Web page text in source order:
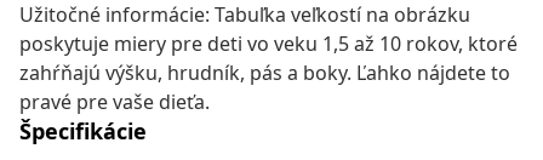
Užitočné informácie: Tabuľka veľkostí na obrázku
poskytuje miery pre deti vo veku 1,5 až 10 rokov, ktoré
zahŕňajú výšku, hrudník, pás a boky. Ľahko nájdete to
pravé pre vaše dieťa.
Špecifikácie